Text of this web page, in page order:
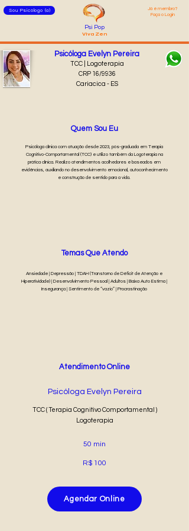
Sou Psicólogo (a)
Já é membro?
Faça o Login
Psi Pop
Viva Zen
Psicóloga Evelyn Pereira
TCC | Logoterapia
CRP 16/9936
Cariacica - ES
Quem Sou Eu
Psicóloga clínica com atuação desde 2023, pós-graduada em Terapia
Cognitivo-Comportamental (TCC) e utilizo também da Logoterapia na
prática clínica. Realizo atendimentos acolhedores e baseados em
evidências, auxiliando no desenvolvimento emocional, autoconhecimento
e construção de sentido para a vida.
Ansiedade | Depressão | TDAH (Transtorno de Déficit de Atenção e
Hiperatividade) | Desenvolvimento Pessoal | Adultos | Baixa Auto Estima |
Insegurança | Sentimento de “vazio” | Procrastinação
Temas Que Atendo
Atendimento Online
Psicóloga Evelyn Pereira
TCC ( Terapia Cognitivo Comportamental )
Logoterapia
50 min
R$ 100
Agendar Online